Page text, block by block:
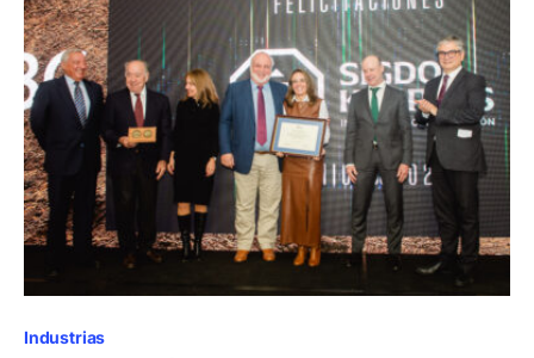
Industrias